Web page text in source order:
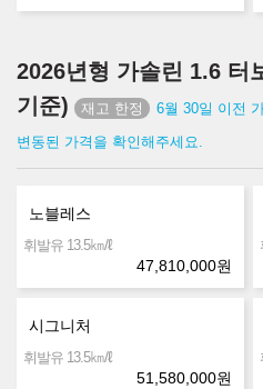
2026년형 가솔린 1.6 터
기준)
6월 30일 이전
변동된 가격을 확인해주세요.
노블레스
휘발유 13.5㎞/ℓ
47,810,000원
시그니처
휘발유 13.5㎞/ℓ
51,580,000원